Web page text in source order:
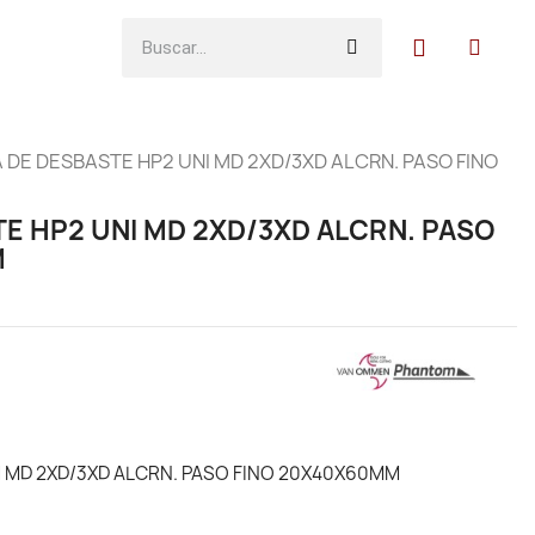
DE DESBASTE HP2 UNI MD 2XD/3XD ALCRN. PASO FINO
HP2 UNI MD 2XD/3XD ALCRN. PASO
MD 2XD/3XD ALCRN. PASO FINO 20X40X60MM